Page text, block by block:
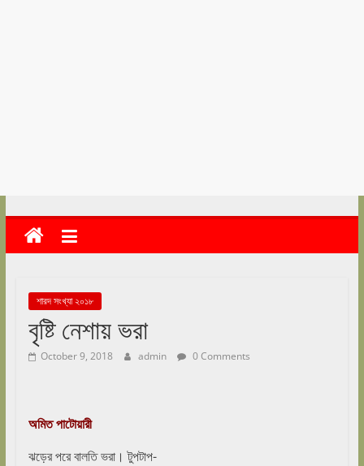
শারদ সংখ্যা ২০১৮
বৃষ্টি নেশায় ভরা
October 9, 2018 admin 0 Comments
অমিত পাটোয়ারী
ঝড়ের পরে বালতি ভরা। টুপটাপ-